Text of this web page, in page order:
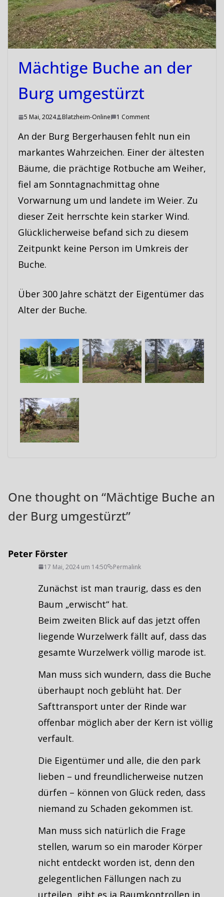
Mächtige Buche an der
Burg umgestürzt
5 Mai, 2024 Blatzheim-Online 1 Comment
An der Burg Bergerhausen fehlt nun ein
markantes Wahrzeichen. Einer der ältesten
Bäume, die prächtige Rotbuche am Weiher,
fiel am Sonntagnachmittag ohne
Vorwarnung um und landete im Weier. Zu
dieser Zeit herrschte kein starker Wind.
Glücklicherweise befand sich zu diesem
Zeitpunkt keine Person im Umkreis der
Buche.
Über 300 Jahre schätzt der Eigentümer das
Alter der Buche.
One thought on “Mächtige Buche an
der Burg umgestürzt”
Peter Förster
17 Mai, 2024 um 14:50 Permalink
Zunächst ist man traurig, dass es den
Baum „erwischt“ hat.
Beim zweiten Blick auf das jetzt offen
liegende Wurzelwerk fällt auf, dass das
gesamte Wurzelwerk völlig marode ist.
Man muss sich wundern, dass die Buche
überhaupt noch geblüht hat. Der
Safttransport unter der Rinde war
offenbar möglich aber der Kern ist völlig
verfault.
Die Eigentümer und alle, die den park
lieben – und freundlicherweise nutzen
dürfen – können von Glück reden, dass
niemand zu Schaden gekommen ist.
Man muss sich natürlich die Frage
stellen, warum so ein maroder Körper
nicht entdeckt worden ist, denn den
gelegentlichen Fällungen nach zu
urteilen, gibt es ja Baumkontrollen in